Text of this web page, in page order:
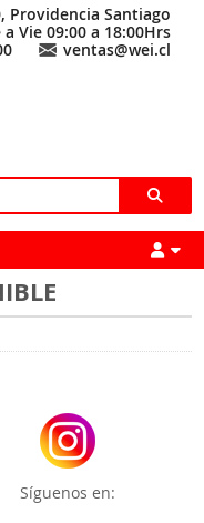
Providencia Santiago
Vie 09:00 a 18:00Hrs
ventas@wei.cl
Síguenos en: